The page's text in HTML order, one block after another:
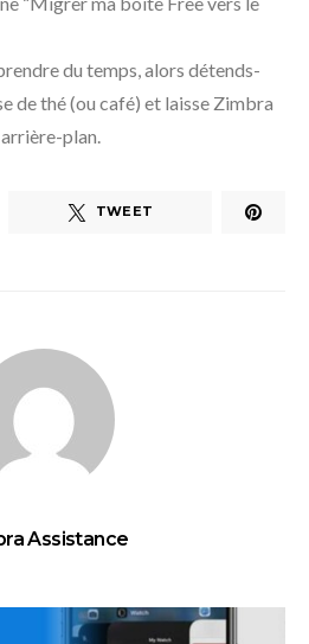
du temps, alors détends-
de thé (ou café) et laisse Zimbra
plan.
TWEET
Assistance